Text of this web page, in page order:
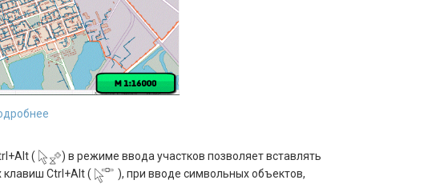
(
) в режиме ввода участков позволяет вставлять
клавиш Ctrl+Alt (
), при вводе символьных объектов,